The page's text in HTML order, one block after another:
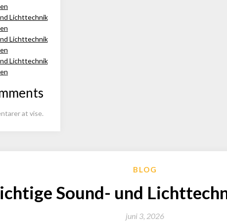
Lichttechnik
Lichttechnik
Lichttechnik
at vise.
BLOG
Sound- und
juni 3, 2026